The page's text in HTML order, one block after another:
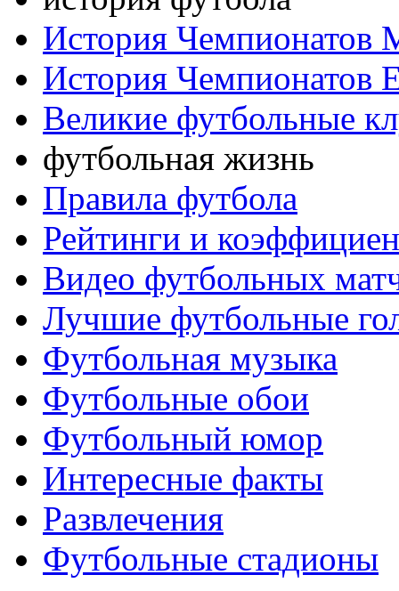
История Чемпионатов
История Чемпионатов
Великие футбольные
футбольная жизнь
Правила футбола
Рейтинги и
Видео футбольных
Лучшие футбольные
Футбольная музыка
Футбольные обои
Футбольный юмор
Интересные факты
Развлечения
Футбольные стадионы